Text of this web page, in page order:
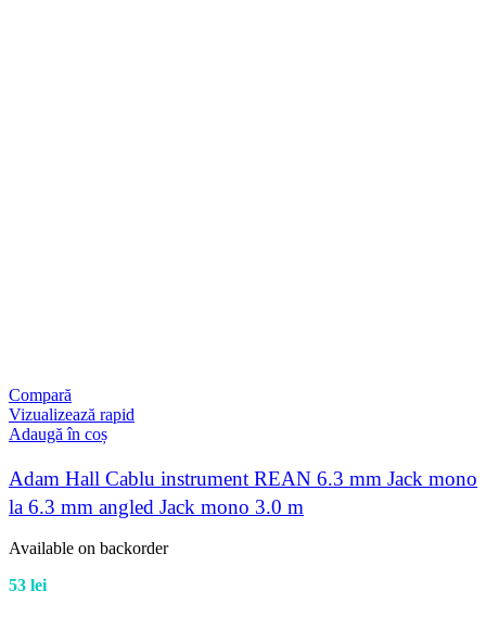
Compară
Vizualizează rapid
Adaugă în coș
Adam Hall Cablu instrument REAN 6.3 mm Jack mono
la 6.3 mm angled Jack mono 3.0 m
Available on backorder
53 lei